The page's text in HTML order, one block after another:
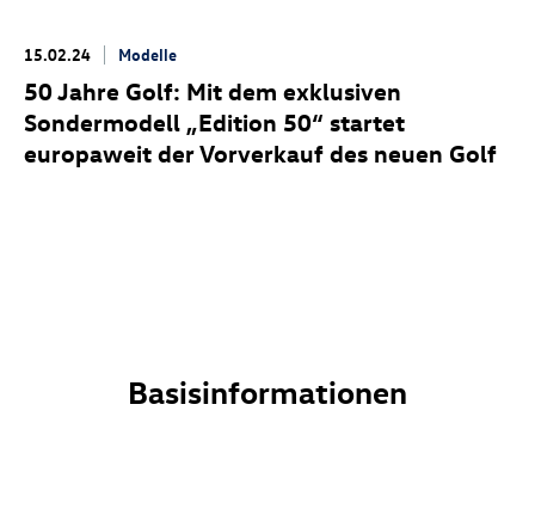
15.02.24 Modelle
50 Jahre Golf: Mit dem exklusiven
Sondermodell „Edition 50“ startet
europaweit der Vorverkauf des neuen Golf
Basisinformationen